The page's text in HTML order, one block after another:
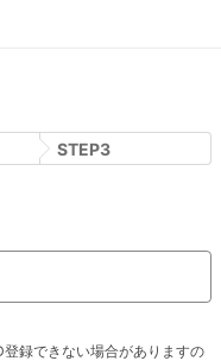
STEP3
録できない場合がありますの